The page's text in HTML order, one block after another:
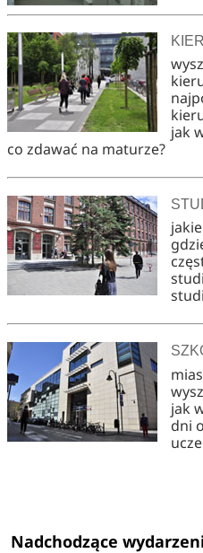
jak
co zdawać na maturze?
jak
dni
Nadchodzące